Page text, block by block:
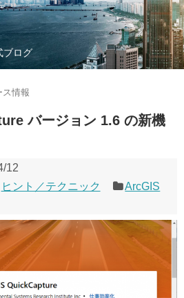
ブログ
ス情報
バージョン 1.6 の新機
12
ヒント／テクニック
ArcGIS